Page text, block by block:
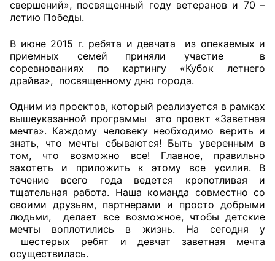
свершений», посвященный году ветеранов и 70 –
летию Победы.
В июне 2015 г. ребята и девчата из опекаемых и
приемных семей приняли участие в
соревнованиях по картингу «Кубок летнего
драйва», посвященному дню города.
Одним из проектов, который реализуется в рамках
вышеуказанной программы это проект «Заветная
мечта». Каждому человеку необходимо верить и
знать, что мечты сбываются! Быть уверенным в
том, что возможно все! Главное, правильно
захотеть и приложить к этому все усилия. В
течение всего года ведется кропотливая и
тщательная работа. Наша команда совместно со
своими друзьям, партнерами и просто добрыми
людьми, делает все возможное, чтобы детские
мечты воплотились в жизнь. На сегодня у
шестерых ребят и девчат заветная мечта
осуществилась.